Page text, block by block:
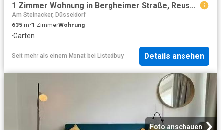
1 Zimmer Wohnung in Bergheimer Straße, Reuschenberg
Am Steinacker, Düsseldorf
635 m²1 ZimmerWohnung
·Garten
Seit mehr als einem Monat bei Listedbuy Details ansehen
Foto anschauen